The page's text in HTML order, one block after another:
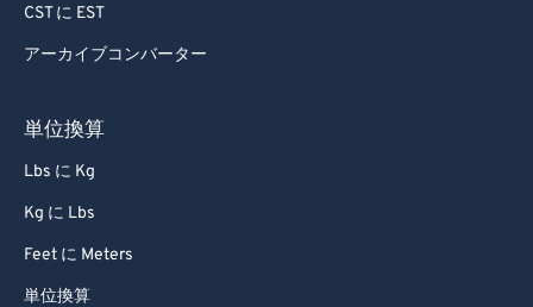
CST に EST
アーカイブコンバーター
単位換算
Lbs に Kg
Kg に Lbs
Feet に Meters
単位換算